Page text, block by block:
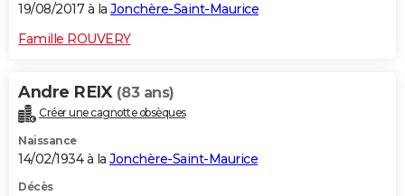
19/08/2017 à la Jonchère-Saint-Maurice
Famille ROUVERY
Andre REIX (83 ans)
Créer une cagnotte obsèques
Naissance
14/02/1934 à la Jonchère-Saint-Maurice
Décès